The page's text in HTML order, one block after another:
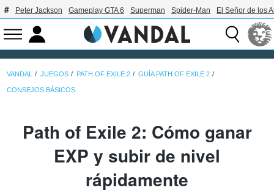
Peter Jackson Gameplay GTA 6 Superman Spider-Man El Señor de los
VANDAL JUEGOS PATH OF EXILE 2 GUÍA PATH OF EXILE 2
CONSEJOS BÁSICOS
Path of Exile 2: Cómo ganar
EXP y subir de nivel
rápidamente